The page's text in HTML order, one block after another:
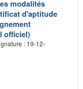
modalités
d'aptitude
officiel)
: 19-12-